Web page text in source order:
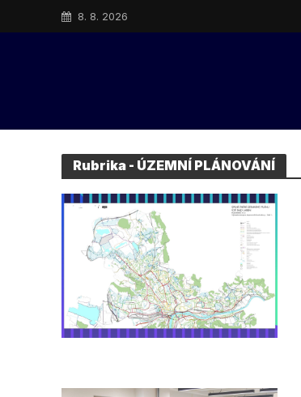
8. 8. 2026
Rubrika - ÚZEMNÍ PLÁNOVÁNÍ